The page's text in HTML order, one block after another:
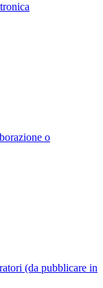
o
(da pubblicare in